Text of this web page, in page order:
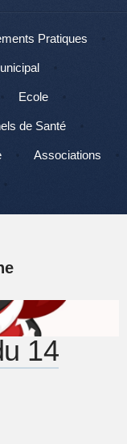
Pratiques
Ecole
de Santé
Associations
14